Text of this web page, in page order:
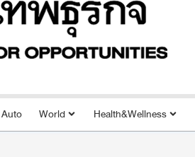
Auto World Health&Wellness